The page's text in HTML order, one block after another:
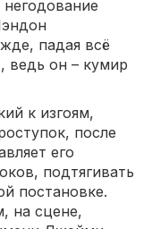
падая всё
ведь он – кумир
к изгоям,
после
его
подтягивать
постановке.
на сцене,